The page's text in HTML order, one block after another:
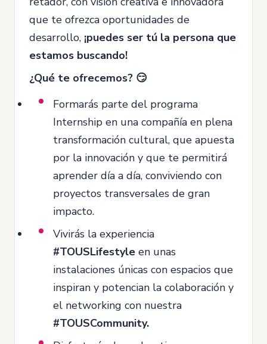
que te ofrezca oportunidades de
desarrollo, ¡puedes ser tú la persona que
estamos buscando!
¿Qué te ofrecemos? 😏
Formarás parte del programa
Internship en una compañía en plena
transformación cultural, que apuesta
por la innovación y que te permitirá
aprender día a día, conviviendo con
proyectos transversales de gran
impacto.
Vivirás la experiencia
#TOUSLifestyle en unas
instalaciones únicas con espacios que
inspiran y potencian la colaboración y
el networking con nuestra
#TOUSCommunity.